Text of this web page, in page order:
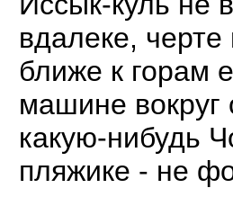
вдалеке,
ближе к горам
машине вокруг
какую-нибудь
пляжике - не